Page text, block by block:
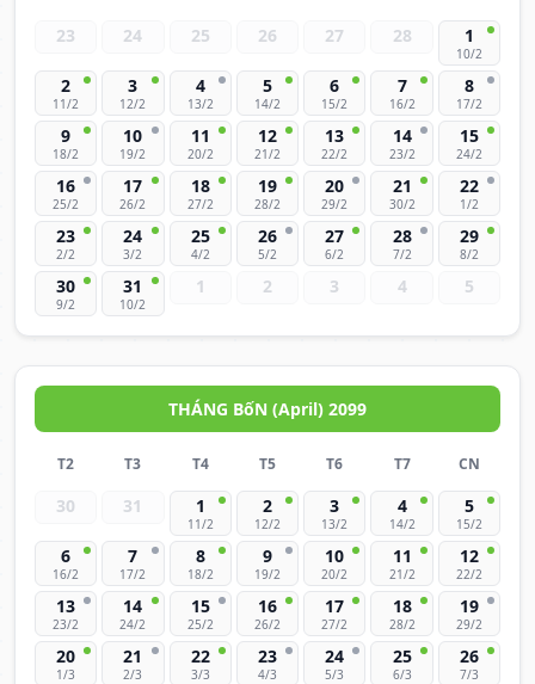
23 24 25 26 27 28 1
10/2
2
11/2
3
12/2
4
13/2
5
14/2
6
15/2
7
16/2
8
17/2
9
18/2
10
19/2
11
20/2
12
21/2
13
22/2
14
23/2
15
24/2
16
25/2
17
26/2
18
27/2
19
28/2
20
29/2
21
30/2
22
1/2
23
2/2
24
3/2
25
4/2
26
5/2
27
6/2
28
7/2
29
8/2
30
9/2
31
10/2
1 2 3 4 5
THÁNG BốN (April) 2099
T2 T3 T4 T5 T6 T7 CN
30 31 1
11/2
2
12/2
3
13/2
4
14/2
5
15/2
6
16/2
7
17/2
8
18/2
9
19/2
10
20/2
11
21/2
12
22/2
13
23/2
14
24/2
15
25/2
16
26/2
17
27/2
18
28/2
19
29/2
20
1/3
21
2/3
22
3/3
23
4/3
24
5/3
25
6/3
26
7/3